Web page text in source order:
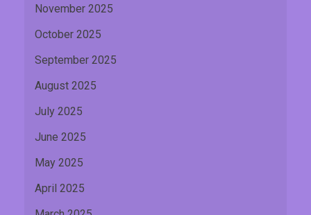
November 2025
October 2025
September 2025
August 2025
July 2025
June 2025
May 2025
April 2025